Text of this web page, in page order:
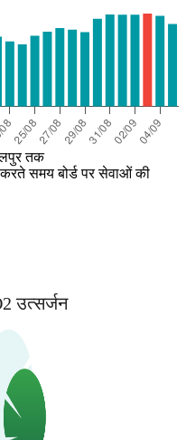
तक
समय बोर्ड पर सेवाओं की
उत्सर्जन